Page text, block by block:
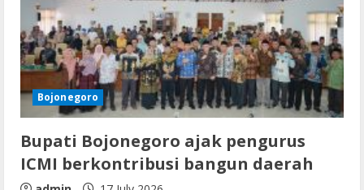
Bojonegoro
Bupati Bojonegoro ajak pengurus
ICMI berkontribusi bangun daerah